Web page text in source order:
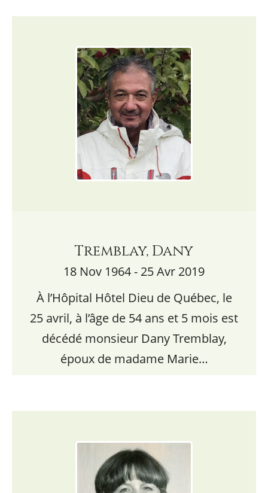
Tremblay, Dany
18 Nov 1964 - 25 Avr 2019
À l’Hôpital Hôtel Dieu de Québec, le
25 avril, à l’âge de 54 ans et 5 mois est
décédé monsieur Dany Tremblay,
époux de madame Marie…